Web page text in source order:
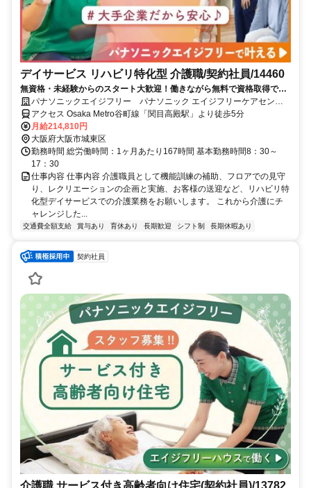
デイサービス リハビリ特化型 介護職/契約社員/14460
無資格・未経験からのスタート大歓迎！働きながら無料で資格取得でき
ます！正社員への登用制度もあります。充実した研修制度であなたのキ
ャリアアップを応援します！
パナソニックエイジフリー パナソニック エイジフリーケアセンタ
ー関目・デイサービス
アクセス Osaka Metro谷町線「関目高殿駅」より徒歩5分
月給214,810円
大阪府大阪市城東区
勤務時間 総労働時間：1ヶ月あたり167時間 基本勤務時間8：30～
17：30
仕事内容 仕事内容 介護職員として機能訓練の補助、フロアでの見守
り、レクリエーションの企画と実施、お客様の送迎など、リハビリ特
化型デイサービスでの介護業務をお願いします。 これから介護にチ
ャレンジした...
交通費全額支給 賞与あり 育休あり 長期歓迎 シフト制 長期休暇あり
契約社員
介護職 サービス付き高齢者向け住宅(契約社員)/13782